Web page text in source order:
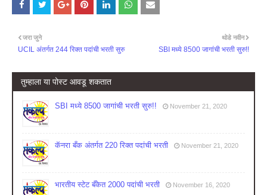
थोडे नवीन
SBI मध्ये 8500 जागांची भरती सुरु!!
जरा जुने
UCIL अंतर्गत 244 रिक्त पदांची भरती सुरु
तुम्‍हाला या पोस्‍ट आवडू शकतात
SBI मध्ये 8500 जागांची भरती सुरु!! November 21, 2020
कॅनरा बँक अंतर्गत 220 रिक्त पदांची भरती November 21, 2020
भारतीय स्टेट बँकेत 2000 पदांची भरती November 16, 2020